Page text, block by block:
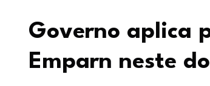
Governo aplica
Emparn neste